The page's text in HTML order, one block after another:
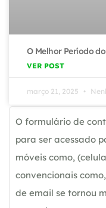
O Melhor Período
VER POST
março 21, 2025
O formulário de
para ser acessado
móveis como,
convencionais
de email se tornou